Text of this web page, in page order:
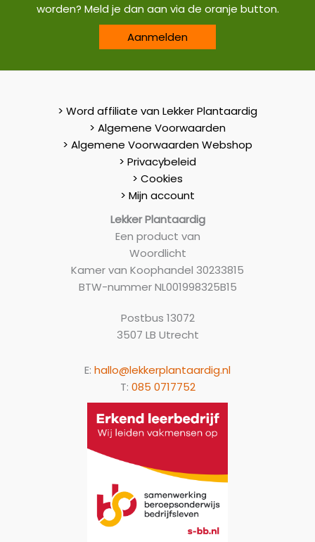
worden? Meld je dan aan via de oranje button.
Aanmelden
> Word affiliate van Lekker Plantaardig
> Algemene Voorwaarden
> Algemene Voorwaarden Webshop
> Privacybeleid
> Cookies
> Mijn account
Lekker Plantaardig
Een product van
Woordlicht
Kamer van Koophandel 30233815
BTW-nummer NL001998325B15
Postbus 13072
3507 LB Utrecht
E: hallo@lekkerplantaardig.nl
T: 085 0717752